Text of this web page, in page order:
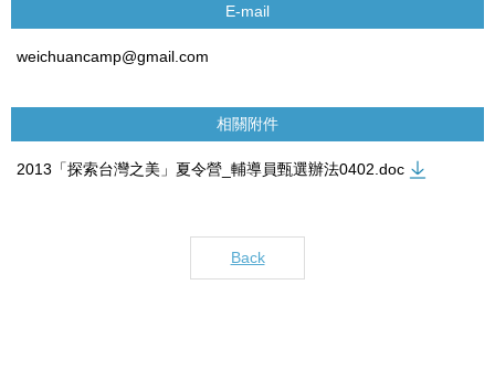
E-mail
weichuancamp@gmail.com
相關附件
2013「探索台灣之美」夏令營_輔導員甄選辦法0402.doc
Back